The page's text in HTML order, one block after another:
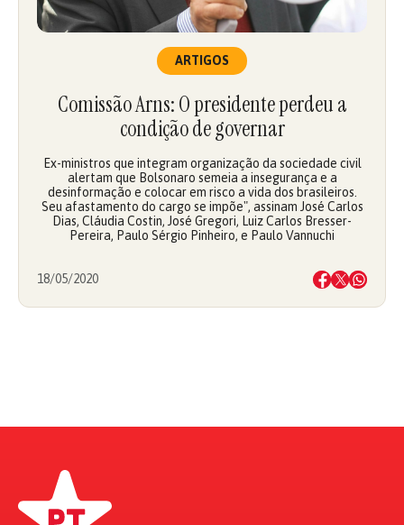
ARTIGOS
Comissão Arns: O presidente perdeu a
condição de governar
Ex-ministros que integram organização da sociedade civil
alertam que Bolsonaro semeia a insegurança e a
desinformação e colocar em risco a vida dos brasileiros.
Seu afastamento do cargo se impõe", assinam José Carlos
Dias, Cláudia Costin, José Gregori, Luiz Carlos Bresser-
Pereira, Paulo Sérgio Pinheiro, e Paulo Vannuchi
18/05/2020